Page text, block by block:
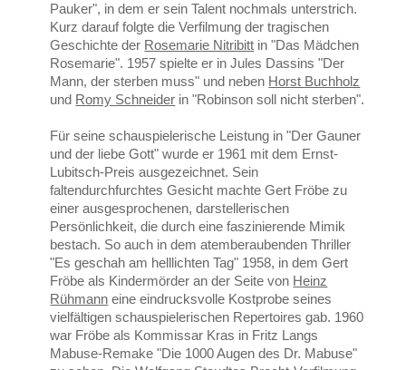
Pauker", in dem er sein Talent nochmals unterstrich.
Kurz darauf folgte die Verfilmung der tragischen
Geschichte der Rosemarie Nitribitt in "Das Mädchen
Rosemarie". 1957 spielte er in Jules Dassins "Der
Mann, der sterben muss" und neben Horst Buchholz
und Romy Schneider in "Robinson soll nicht sterben".
Für seine schauspielerische Leistung in "Der Gauner
und der liebe Gott" wurde er 1961 mit dem Ernst-
Lubitsch-Preis ausgezeichnet. Sein
faltendurchfurchtes Gesicht machte Gert Fröbe zu
einer ausgesprochenen, darstellerischen
Persönlichkeit, die durch eine faszinierende Mimik
bestach. So auch in dem atemberaubenden Thriller
"Es geschah am helllichten Tag" 1958, in dem Gert
Fröbe als Kindermörder an der Seite von Heinz
Rühmann eine eindrucksvolle Kostprobe seines
vielfältigen schauspielerischen Repertoires gab. 1960
war Fröbe als Kommissar Kras in Fritz Langs
Mabuse-Remake "Die 1000 Augen des Dr. Mabuse"